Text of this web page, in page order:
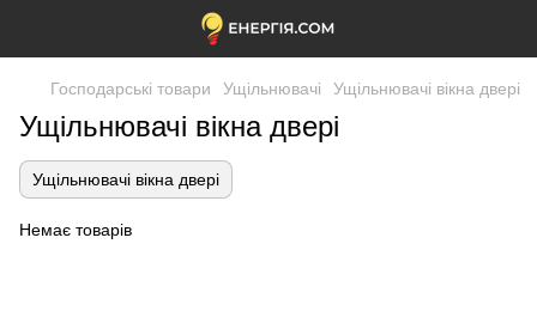
Господарські товари Ущільнювачі Ущільнювачі вікна двері
Ущільнювачі вікна двері
Ущільнювачі вікна двері
Немає товарів